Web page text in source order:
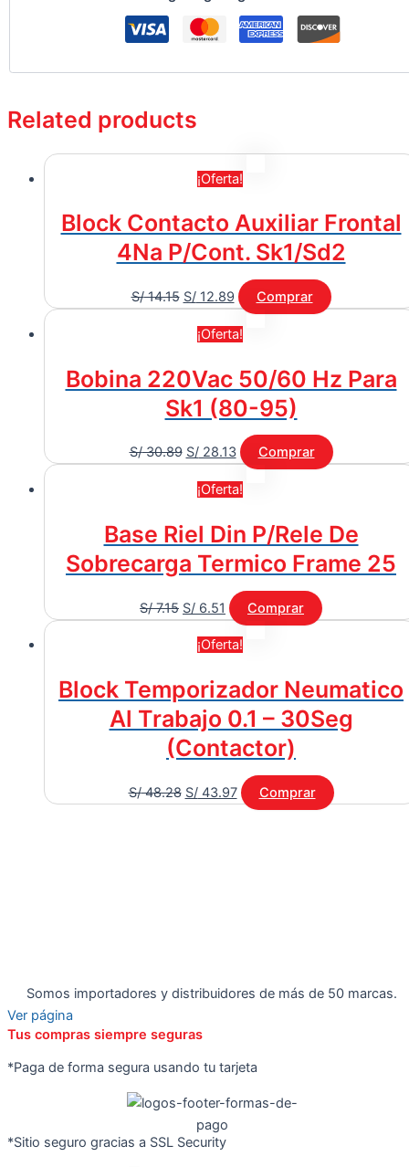
Related products
¡Oferta!
Block Contacto Auxiliar Frontal
4Na P/Cont. Sk1/Sd2
S/14.15 S/12.89 Comprar
¡Oferta!
Bobina 220Vac 50/60 Hz Para
Sk1 (80-95)
S/30.89 S/28.13 Comprar
¡Oferta!
Base Riel Din P/Rele De
Sobrecarga Termico Frame 25
S/7.15 S/ 6.51 Comprar
¡Oferta!
Block Temporizador Neumatico
Al Trabajo 0.1 – 30Seg
(Contactor)
S/48.28 S/43.97 Comprar
Somos importadores y distribuidores de más de 50 marcas.
Ver página
Tus compras siempre seguras
*Paga de forma segura usando tu tarjeta
*Sitio seguro gracias a SSL Security